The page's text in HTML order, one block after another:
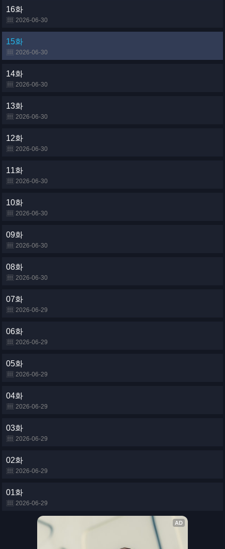
16화
2026-06-30
15화
2026-06-30
14화
2026-06-30
13화
2026-06-30
12화
2026-06-30
11화
2026-06-30
10화
2026-06-30
09화
2026-06-30
08화
2026-06-30
07화
2026-06-29
06화
2026-06-29
05화
2026-06-29
04화
2026-06-29
03화
2026-06-29
02화
2026-06-29
01화
2026-06-29